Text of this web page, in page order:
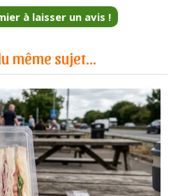
à laisser un avis !
même sujet...